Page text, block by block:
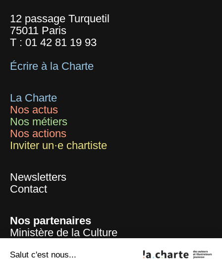
12 passage Turquetil
75011 Paris
T : 01 42 81 19 93
Écrire à la Charte
La Charte
Nos actus
Nos métiers
Nos actions
Inviter un·e chartiste
Newsletters
Contact
Nos partenaires
Ministère de la Culture
Centre national du livre
Salut c'est nous...